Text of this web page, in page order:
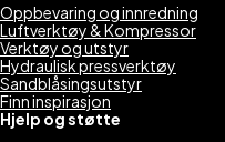
Oppbevaring og innredning
Luftverktøy & Kompressor
Verktøy og utstyr
Hydraulisk pressverktøy
Sandblåsingsutstyr
Finn inspirasjon
Hjelp og støtte